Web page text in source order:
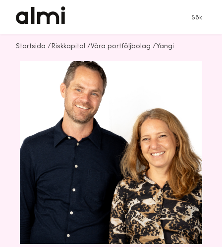
Sök
Startsida / Riskkapital /Våra portföljbolag /Yangi